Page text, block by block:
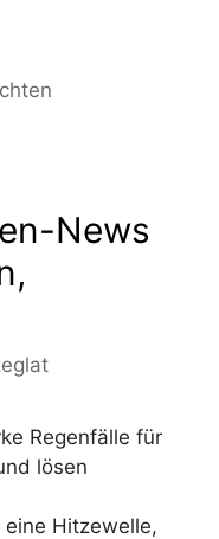
News
Regenfälle für
lösen
Hitzewelle,